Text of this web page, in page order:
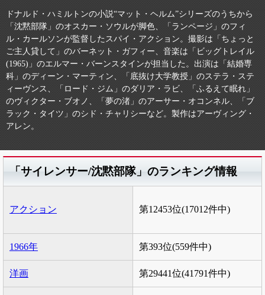
ドナルド・ハミルトンの小説“マット・ヘルム”シリーズのうちから
「沈黙部隊」のオスカー・ソウルが脚色、「ランページ」のフィ
ル・カールソンが監督したスパイ・アクション。撮影は「ちょっと
ご主人貸して」のバーネット・ガフィー、音楽は「ビッグトレイル
(1965)」のエルマー・バーンスタインが担当した。出演は「結婚専
科」のディーン・マーティン、「底抜け大学教授」のステラ・ステ
ィーヴンス、「ロード・ジム」のダリア・ラビ、「ふるえて眠れ」
のヴィクター・ブオノ、「夢の渚」のアーサー・オコンネル、「ブ
ラック・タイツ」のシド・チャリシーなど。製作はアーヴィング・
アレン。
「サイレンサー/沈黙部隊」のランキング情報
アクション 第12453位(17012件中)
1966年 第393位(559件中)
洋画 第29441位(41791件中)